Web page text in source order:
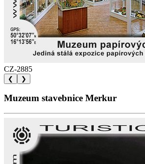
CZ-2885
❮ ❯
Muzeum stavebnice Merkur